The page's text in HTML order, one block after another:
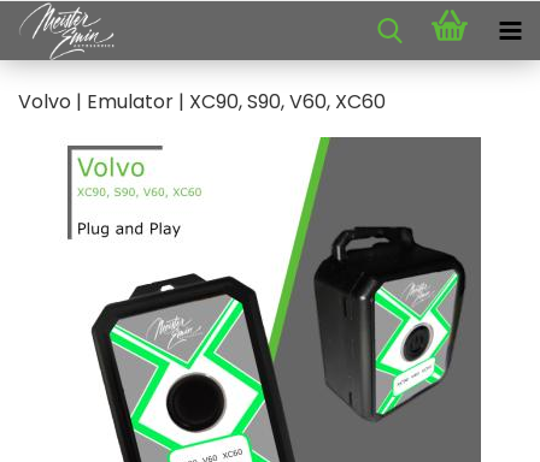
Volvo | Emu­la­tor | XC90, S90, V60, XC60